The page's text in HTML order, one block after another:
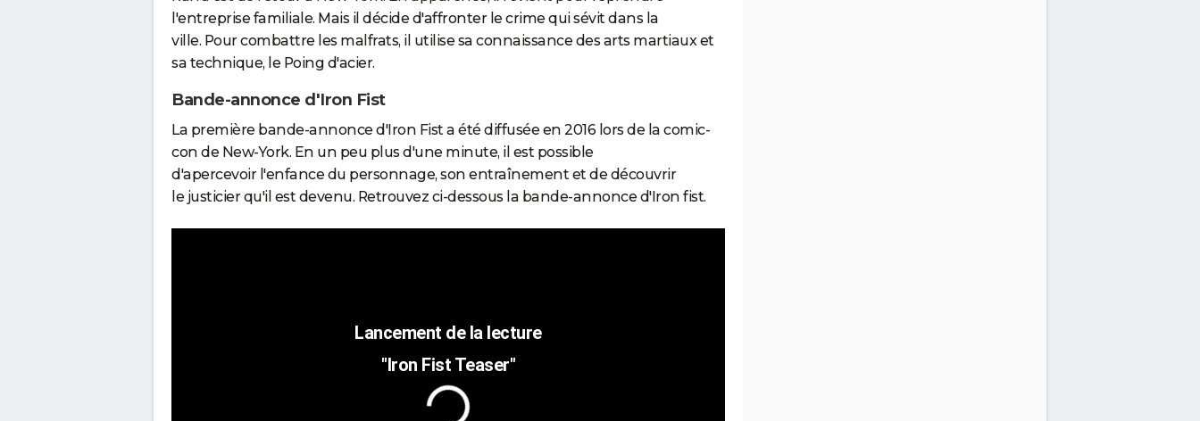
l'entreprise familiale. Mais il décide d'affronter le crime qui sévit dans la
ville. Pour combattre les malfrats, il utilise sa connaissance des arts martiaux et
sa technique, le Poing d'acier.
Bande-annonce d'Iron Fist
La première bande-annonce d'Iron Fist a été diffusée en 2016 lors de la comic-
con de New-York. En un peu plus d'une minute, il est possible
d'apercevoir l'enfance du personnage, son entraînement et de découvrir
le justicier qu'il est devenu. Retrouvez ci-dessous la bande-annonce d'Iron fist.
"Iron Fist Teaser"